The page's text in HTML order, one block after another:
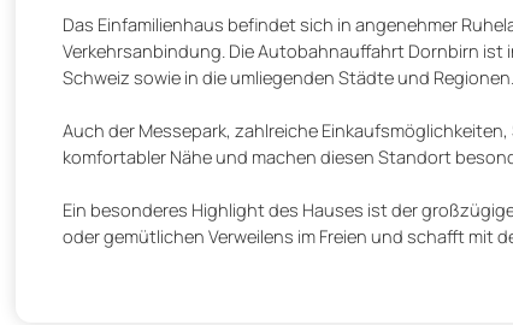
Das Einfamilienhaus befindet sich in angenehmer
Verkehrsanbindung. Die Autobahnauffahrt Dornbirn
Schweiz sowie in die umliegenden Städte und Regionen.
Auch der Messepark, zahlreiche
komfortabler Nähe und machen diesen Standort
Ein besonderes Highlight des Hauses ist der
oder gemütlichen Verweilens im Freien und schafft mit